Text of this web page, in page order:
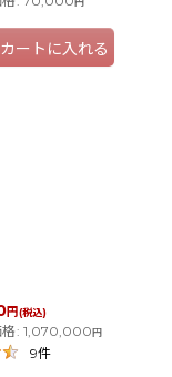
カートに入れる
円(税込)
: 1,070,000円
9件